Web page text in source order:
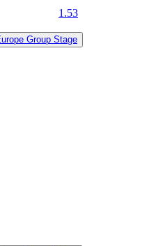
1.53
Group Stage